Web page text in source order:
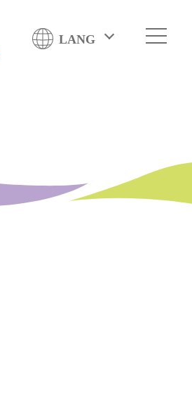
LANG